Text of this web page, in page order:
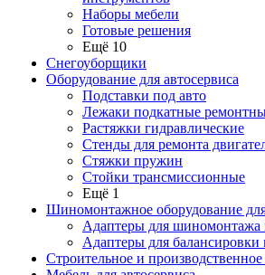
Наборы мебели
Готовые решения
Ещё 10
Снегоуборщики
Оборудование для автосервиса
Подставки под авто
Лежаки подкатные
Растяжки гидравлические
Стенды для ремонта
Стяжки пружин
Стойки трансмиссионные
Ещё 1
Шиномонтажное оборудование
Адаптеры для шиномонтажа
Адаптеры для балансировки
Строительное и